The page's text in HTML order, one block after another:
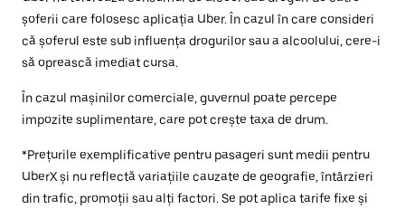
șoferii care folosesc aplicația Uber. În cazul în care consideri
că șoferul este sub influența drogurilor sau a alcoolului, cere-i
să oprească imediat cursa.
În cazul mașinilor comerciale, guvernul poate percepe
impozite suplimentare, care pot crește taxa de drum.
*Prețurile exemplificative pentru pasageri sunt medii pentru
UberX și nu reflectă variațiile cauzate de geografie, întârzieri
din trafic, promoții sau alți factori. Se pot aplica tarife fixe și